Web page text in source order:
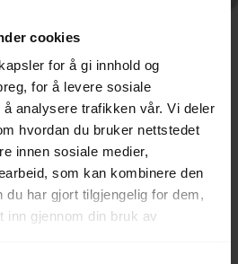
cookies
for å gi innhold og
for å levere sosiale
analysere trafikken vår. Vi deler
hvordan du bruker nettstedet
innen sosiale medier,
som kan kombinere den
du har gjort tilgjengelig for dem,
inn gjennom din bruk av
Viser 10 av 10